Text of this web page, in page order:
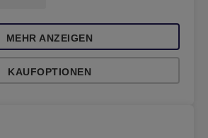
MEHR ANZEIGEN
KAUFOPTIONEN